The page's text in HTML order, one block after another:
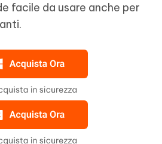
facile da usare anche per